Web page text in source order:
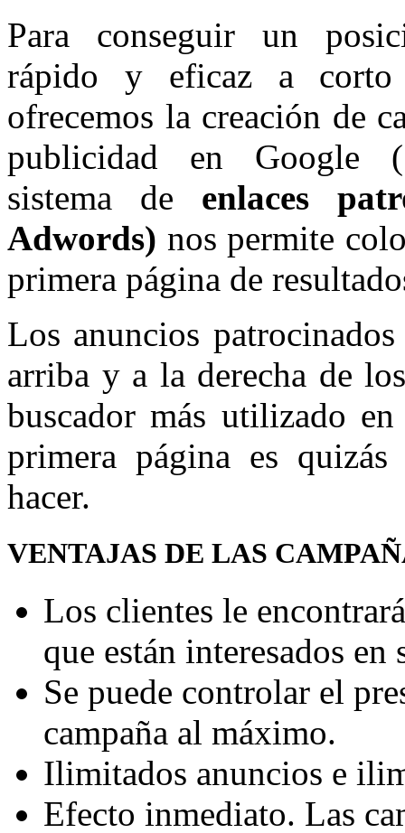
Para conseguir un
rápido y eficaz a corto
ofrecemos la creación de
publicidad en Google
sistema de enlaces
Adwords) nos permite
primera página de
Los anuncios
arriba y a la derecha de
buscador más utilizado
primera página es
hacer.
VENTAJAS DE LAS
Los clientes le
que están interesados en
Se puede controlar el
campaña al máximo.
Ilimitados anuncios e
Efecto inmediato. Las